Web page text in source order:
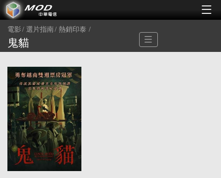
電影 選片指南 熱銷印泰
鬼貓